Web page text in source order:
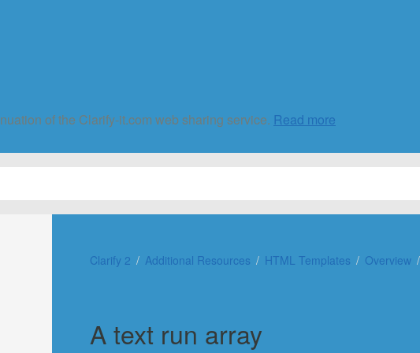
of the Clarify-it.com web sharing service. Read more
Clarify 2 Additional Resources HTML Templates Overview
A text run array